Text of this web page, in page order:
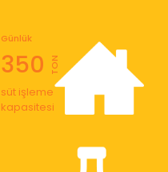
350
Günlük
TON
süt işleme
kapasitesi